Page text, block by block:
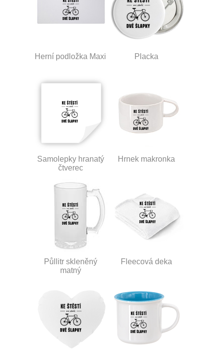
Herní podložka Maxi Placka
Samolepky hranatý
čtverec
Hrnek makronka
Půllitr skleněný
matný
Fleecová deka